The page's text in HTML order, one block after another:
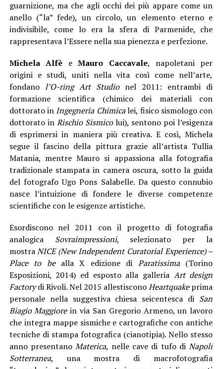
guarnizione, ma che agli occhi dei più appare come un
anello (“la” fede), un circolo, un elemento eterno e
indivisibile, come lo era la sfera di Parmenide, che
rappresentava l’Essere nella sua pienezza e perfezione.
Michela Alfè eMauro Caccavale, napoletani per
origini e studi, uniti nella vita così come nell’arte,
fondano l’O-ring Art Studionel 2011: entrambi di
formazione scientifica (chimico dei materiali con
dottorato in Ingegneria Chimicalei, fisico sismologo con
dottorato in Rischio Sismicolui), sentono poi l’esigenza
di esprimersi in maniera più creativa. E così, Michela
segue il fascino della pittura grazie all’artista Tullia
Matania, mentre Mauro si appassiona alla fotografia
tradizionale stampata in camera oscura, sotto la guida
del fotografo Ugo Pons Salabelle. Da questo connubio
nasce l’intuizione di fondere le diverse competenze
scientifiche con le esigenze artistiche.
Esordiscono nel 2011 con il progetto di fotografia
analogica Sovraimpressioni, selezionato per la
mostraNICE (New Independent Curatorial Experience) –
Place to bealla X edizione di Paratissima(Torino
Esposizioni, 2014) ed esposto alla galleria Art design
Factorydi Rivoli. Nel 2015 allestisconoHeartquakeprima
personale nella suggestiva chiesa seicentesca di San
Biagio Maggiorein via San Gregorio Armeno, un lavoro
che integra mappe sismiche e cartografiche con antiche
tecniche di stampa fotografica (cianotipia). Nello stesso
anno presentanoMaterica, nelle cave di tufo diNapoli
Sotterranea, una mostra di macrofotografia